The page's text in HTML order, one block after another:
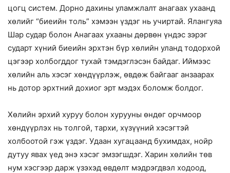
цогц систем. Дорно дахины уламжлалт анагаах ухаанд
хөлийг “биеийн толь” хэмээн үздэг нь учиртай. Ялангуяа
Шар судар болон Анагаах ухааны дөрвөн үндэс зэрэг
сударт хүний биеийн эрхтэн бүр хөлийн уланд тодорхой
цэгээр холбогддог тухай тэмдэглэсэн байдаг. Иймээс
хөлийн аль хэсэг хөндүүрлэж, өвдөж байгааг анзаарах
нь дотор эрхтний дохиог эрт мэдэх боломж болдог.
Хөлийн эрхий хуруу болон хурууны өндөг орчмоор
хөндүүрлэх нь толгой, тархи, хүзүүний хэсэгтэй
холбоотой гэж үздэг. Удаан хугацаанд бухимдах, нойр
дутуу явах үед энэ хэсэг эмзэгшдэг. Харин хөлийн төв
нум хэсгээр дарж үзэхэд өвдөлт мэдрэгдвэл ходоод,